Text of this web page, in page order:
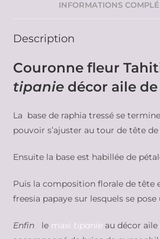
INFORMATIONS
Description
Couronne fleur
tipanie décor aile
La base de raphia tressé se
pouvoir s’ajuster au tour de tête de
Ensuite la base est habillée de
Puis la composition florale de tête
freesia papaye sur lesquels se pose
Enfin le maxi tipanie au décor